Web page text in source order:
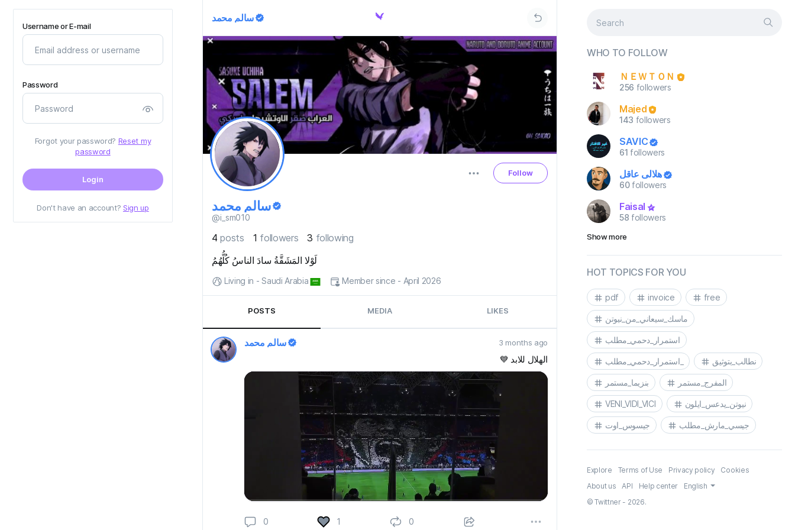
Username or E-mail
Password
Forgot your password? Reset my
password
Login
Don't have an account? Sign up
سالم محمد
Follow
سالم محمد
@i_sm010
4posts 1 followers 3 following
لَوْلا المَشَقَّةُ سادَ الناسُ كُلُّهُمُ
Living in - Saudi Arabia Member since - April 2026
POSTS MEDIA LIKES
سالم محمد 3 months ago
الهلال للابد 💙
0:04 / 0:25
0 1 0
WHO TO FOLLOW
ＮＥＷＴＯＮ
256 followers
Majed
143 followers
SAVIC
61 followers
هلالي عاقل
60followers
Faisal
58 followers
Show more
HOT TOPICS FOR YOU
pdf invoice free
ماسك_سيعاني_من_نيوتن
استمرار_دحمي_مطلب
نطالب_بتوثيق
بنزيما_مستمر المفرج_مستمر
VENI_VIDI_VICI نيوتن_يدعس_ايلون
جيسوس_اوت جيسي_مارش_مطلب
Explore Terms of Use Privacy policy
Cookies
About us
API Help center
English
© Twittner - 2026.